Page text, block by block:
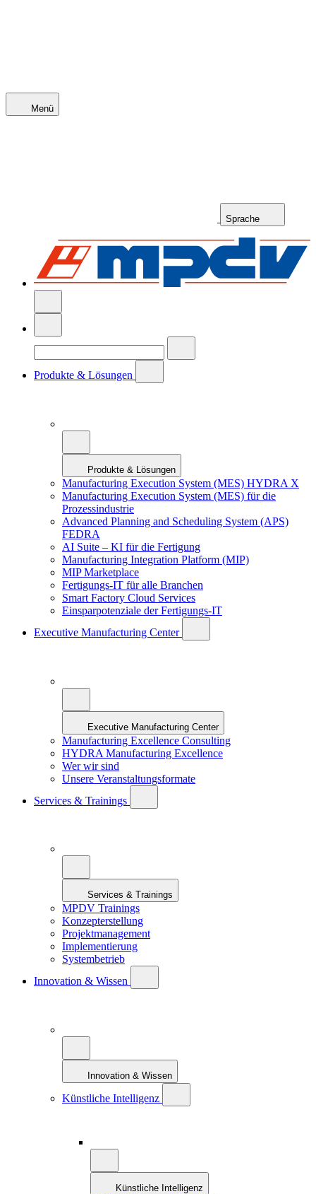
Menü
Sprache
Produkte & Lösungen
Produkte & Lösungen
Manufacturing Execution System (MES) HYDRA X
Manufacturing Execution System (MES) für die
Prozessindustrie
Advanced Planning and Scheduling System (APS)
FEDRA
AI Suite – KI für die Fertigung
Manufacturing Integration Platform (MIP)
MIP Marketplace
Fertigungs-IT für alle Branchen
Smart Factory Cloud Services
Einsparpotenziale der Fertigungs-IT
Executive Manufacturing Center
Executive Manufacturing Center
Manufacturing Excellence Consulting
HYDRA Manufacturing Excellence
Wer wir sind
Unsere Veranstaltungsformate
Services & Trainings
Services & Trainings
MPDV Trainings
Konzepterstellung
Projektmanagement
Implementierung
Systembetrieb
Innovation & Wissen
Innovation & Wissen
Künstliche Intelligenz
Künstliche Intelligenz